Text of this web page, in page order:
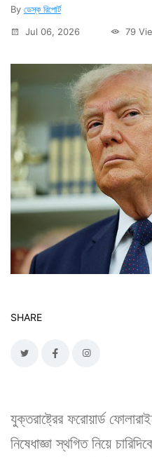
By ডেস্ক রিপোর্ট
Jul 06, 2026
79
SHARE
যুক্তরাষ্ট্রের ফরোয়ার্ড
নিষেধাজ্ঞা স্থগিত নিয়ে